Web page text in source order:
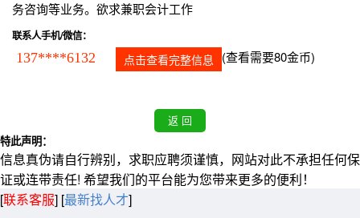
务咨询等业务。欲求兼职会计工作
联系人手机/微信：
137****6132 点击查看完整信息 (查看需要80金币)
特此声明：
信息真伪请自行辨别，求职应聘须谨慎，网站对此不承担任何保
证或连带责任! 希望我们的平台能为您带来更多的便利！
[联系客服] [最新找人才]